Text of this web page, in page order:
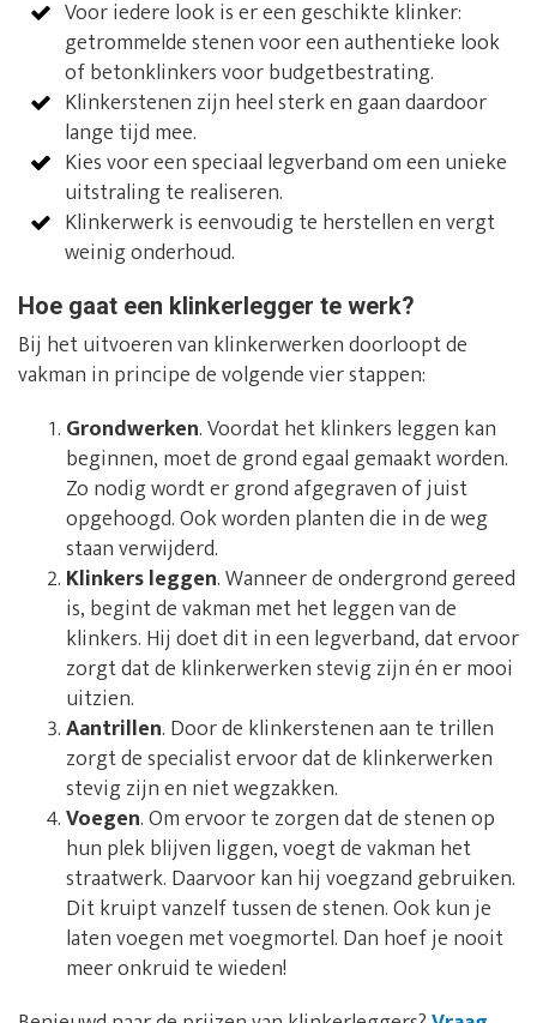
Voor iedere look is er een geschikte klinker:
getrommelde stenen voor een authentieke look
of betonklinkers voor budgetbestrating.
Klinkerstenen zijn heel sterk en gaan daardoor
lange tijd mee.
Kies voor een speciaal legverband om een unieke
uitstraling te realiseren.
Klinkerwerk is eenvoudig te herstellen en vergt
weinig onderhoud.
Hoe gaat een klinkerlegger te werk?
Bij het uitvoeren van klinkerwerken doorloopt de
vakman in principe de volgende vier stappen:
Grondwerken. Voordat het klinkers leggen kan
beginnen, moet de grond egaal gemaakt worden.
Zo nodig wordt er grond afgegraven of juist
opgehoogd. Ook worden planten die in de weg
staan verwijderd.
Klinkers leggen. Wanneer de ondergrond gereed
is, begint de vakman met het leggen van de
klinkers. Hij doet dit in een legverband, dat ervoor
zorgt dat de klinkerwerken stevig zijn én er mooi
uitzien.
Aantrillen. Door de klinkerstenen aan te trillen
zorgt de specialist ervoor dat de klinkerwerken
stevig zijn en niet wegzakken.
Voegen. Om ervoor te zorgen dat de stenen op
hun plek blijven liggen, voegt de vakman het
straatwerk. Daarvoor kan hij voegzand gebruiken.
Dit kruipt vanzelf tussen de stenen. Ook kun je
laten voegen met voegmortel. Dan hoef je nooit
meer onkruid te wieden!